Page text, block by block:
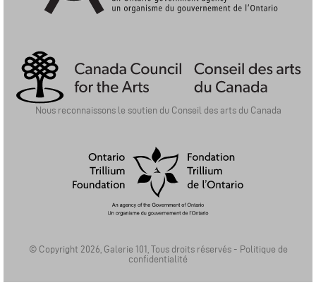
Nous reconnaissons le soutien du Conseil des arts du Canada
© Copyright 2026, Galerie 101, Tous droits réservés - Politique de
confidentialité